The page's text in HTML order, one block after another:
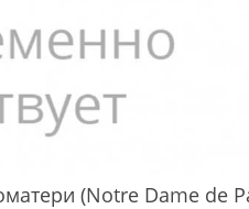
(Notre Dame de